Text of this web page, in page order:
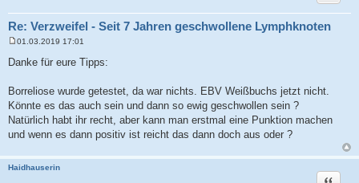
Re: Verzweifel - Seit 7 Jahren geschwollene Lymphknoten
e
i
r
a
g
01.03.2019 17:01
Danke für eure Tipps:
Borreliose wurde getestet, da war nichts. EBV Weißbuchs jetzt nicht.
Könnte es das auch sein und dann so ewig geschwollen sein ?
Natürlich habt ihr recht, aber kann man erstmal eine Punktion machen
und wenn es dann positiv ist reicht das dann doch aus oder ?
Haidhauserin
Zitat